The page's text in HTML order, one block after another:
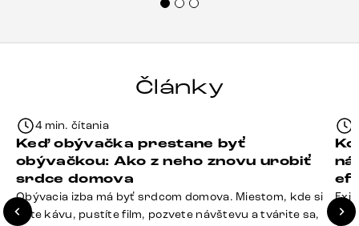
Články
4 min. čítania
Keď obývačka prestane byť
obývačkou: Ako z neho znovu urobiť
srdce domova
Obývacia izba má byť srdcom domova. Miestom, kde si
dáte kávu, pustíte film, pozvete návštevu a tvárite sa,